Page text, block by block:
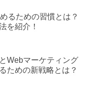
るための習慣とは？
を紹介！
Webマーケティング
ための新戦略とは？